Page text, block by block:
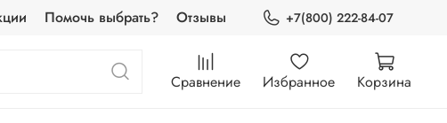
Помочь выбрать? Отзывы +7(800) 222-84-07
Сравнение Избранное Корзина